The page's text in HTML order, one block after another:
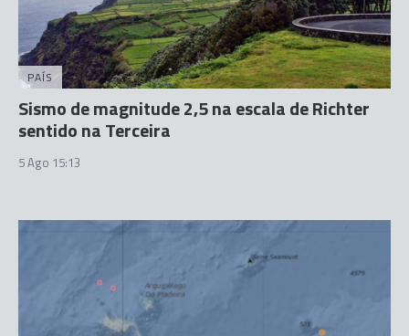
PAÍS
Sismo de magnitude 2,5 na escala de Richter
sentido na Terceira
5 Ago 15:13